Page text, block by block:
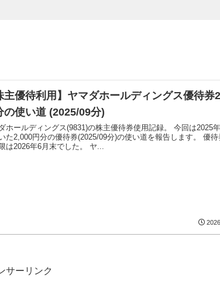
主優待利用】ヤマダホールディングス優待券
の使い道 (2025/09分)
ホールディングス(9831)の株主優待券使用記録。 今回は2025
た2,000円分の優待券(2025/09分)の使い道を報告します。 優
は2026年6月末でした。 ヤ...
サーリンク